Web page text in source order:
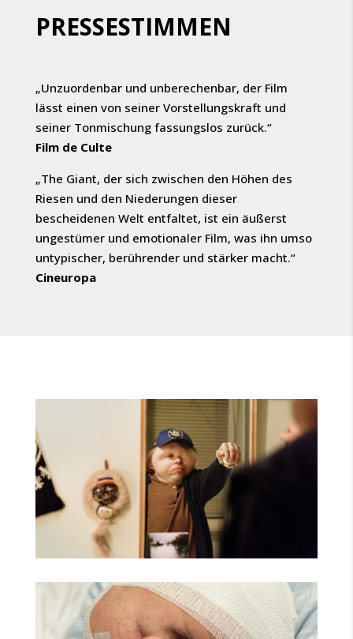
PRESSESTIMMEN
„Unzuordenbar und unberechenbar, der Film
lässt einen von seiner Vorstellungskraft und
seiner Tonmischung fassungslos zurück.“
Film de Culte
„The Giant, der sich zwischen den Höhen des
Riesen und den Niederungen dieser
bescheidenen Welt entfaltet, ist ein äußerst
ungestümer und emotionaler Film, was ihn umso
untypischer, berührender und stärker macht.“
Cineuropa